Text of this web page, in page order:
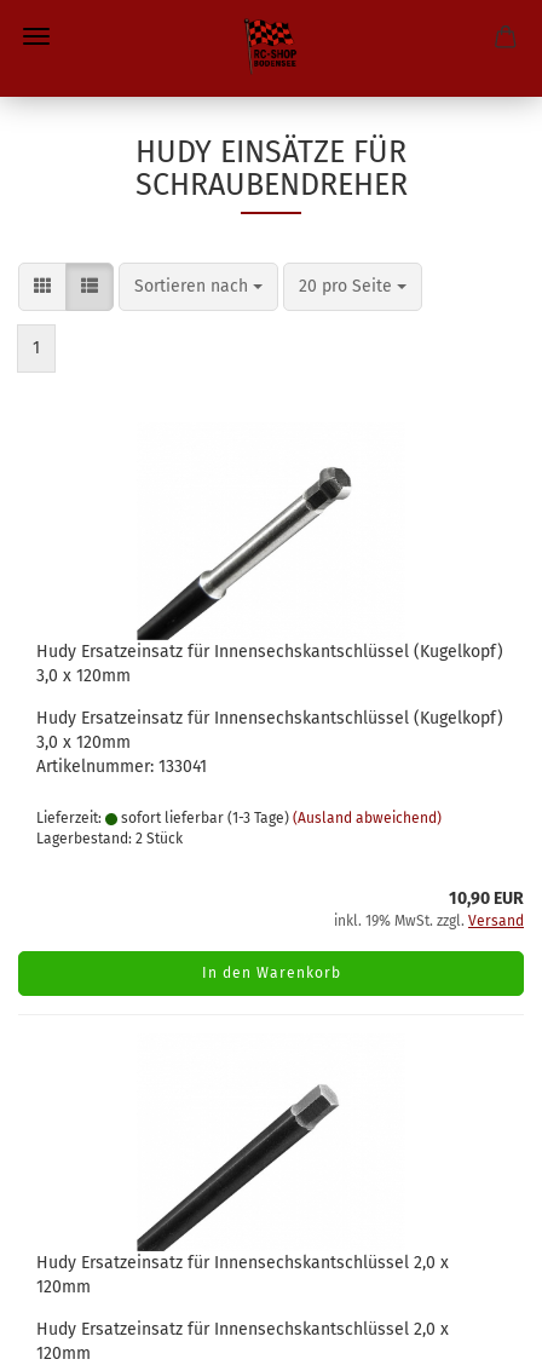
HUDY EINSÄTZE FÜR
SCHRAUBENDREHER
Sortieren nach
Sortieren nach 20 pro Seite
pro Seite
1
Hudy Ersatzeinsatz für Innensechskantschlüssel (Kugelkopf)
3,0 x 120mm
Hudy Ersatzeinsatz für Innensechskantschlüssel (Kugelkopf)
3,0 x 120mm
Artikelnummer: 133041
Lieferzeit: sofort lieferbar (1-3 Tage) (Ausland abweichend)
Lagerbestand: 2 Stück
10,90 EUR
inkl. 19% MwSt. zzgl. Versand
In den Warenkorb
Hudy Ersatzeinsatz für Innensechskantschlüssel 2,0 x
120mm
Hudy Ersatzeinsatz für Innensechskantschlüssel 2,0 x
120mm